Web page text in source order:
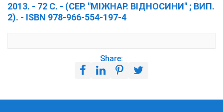
2013. - 72 С. - (СЕР. "МІЖНАР. ВІДНОСИНИ" ; ВИП.
2). - ISBN 978-966-554-197-4
Share: